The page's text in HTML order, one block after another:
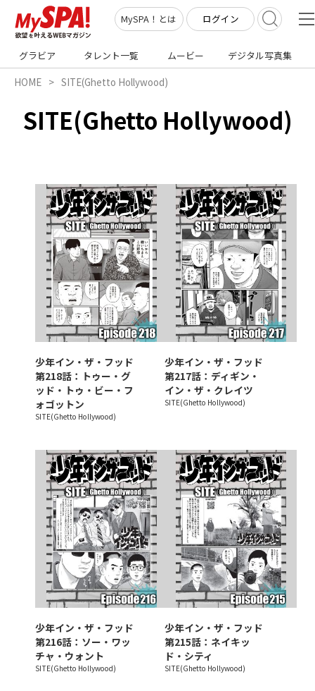
MySPA！とは ログイン
グラビア タレント一覧 ムービー デジタル写真集
HOME SITE(Ghetto Hollywood)
SITE(Ghetto Hollywood)
少年イン・ザ・フッド
第218話：トゥー・グ
ッド・トゥ・ビー・フ
ォゴットン
SITE(Ghetto Hollywood)
少年イン・ザ・フッド
第217話：ディギン・
イン・ザ・クレイツ
SITE(Ghetto Hollywood)
少年イン・ザ・フッド
第216話：ソー・ワッ
チャ・ウォント
SITE(Ghetto Hollywood)
少年イン・ザ・フッド
第215話：ネイキッ
ド・シティ
SITE(Ghetto Hollywood)